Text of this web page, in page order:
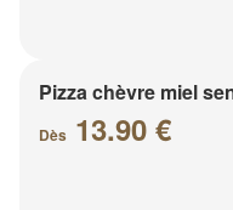
Pizza chèvre miel
Dès 13.90 €